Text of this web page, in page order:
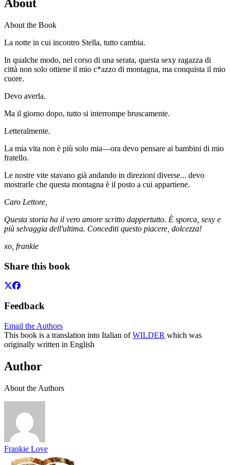
About
About the Book
La notte in cui incontro Stella, tutto cambia.
In qualche modo, nel corso di una serata, questa sexy ragazza di
città non solo ottiene il mio c*azzo di montagna, ma conquista il mio
cuore.
Devo averla.
Ma il giorno dopo, tutto si interrompe bruscamente.
Letteralmente.
La mia vita non è più solo mia—ora devo pensare ai bambini di mio
fratello.
Le nostre vite stavano già andando in direzioni diverse... devo
mostrarle che questa montagna è il posto a cui appartiene.
Caro Lettore,
Questa storia ha il vero amore scritto dappertutto. È sporca, sexy e
più selvaggia dell'ultima. Concediti questo piacere, dolcezza!
xo, frankie
Share this book
Feedback
Email the Authors
This book is a translation into Italian ofWILDER which was
originally written in English
Author
About the Authors
Frankie Love